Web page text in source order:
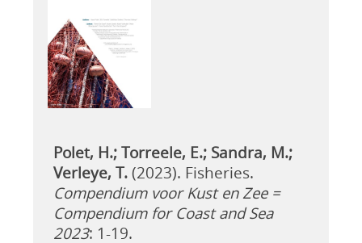
Polet, H.; Torreele, E.; Sandra, M.;
Verleye, T.(2023). Fisheries.
Compendium voor Kust en Zee =
Compendium for Coast and Sea
2023: 1-19.